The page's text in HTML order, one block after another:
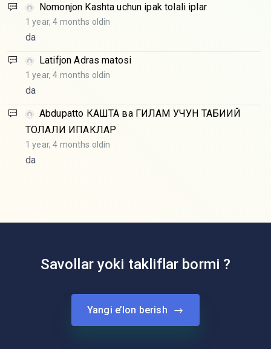
Nomonjon Kashta uchun ipak tolali iplar
1 year, 4 months oldin
da
Latifjon Adras matosi
1 year, 4 months oldin
da
Abdupatto КАШТА ва ГИЛАМ УЧУН ТАБИИЙ
ТОЛАЛИ ИПАКЛАР
1 year, 4 months oldin
da
Savollar yoki takliflar bormi ?
Yangi e’lon berish